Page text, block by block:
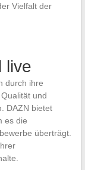
Vielfalt der
live
durch ihre
und
DAZN bietet
es die
überträgt.